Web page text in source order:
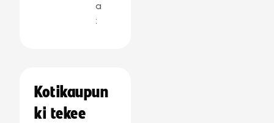
a
:
Kotikaupun
ki tekee